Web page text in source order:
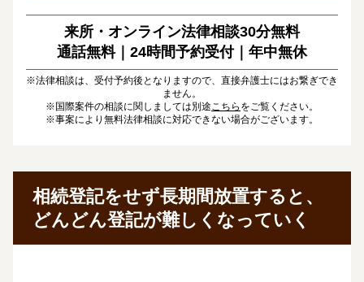
来所・オンライン法律相談30分無料
通話無料｜24時間予約受付｜ 年中無休
※法律相談は、受付予約後となりますので、直接弁護士にはお繋ぎでき
ません。
※国際案件の相談に関しましては別途 こちら をご覧ください。
※事案により無料法律相談に対応できない場合がございます。
相続登記をせず長期間放置すると、
どんどん登記が難しくなっていく